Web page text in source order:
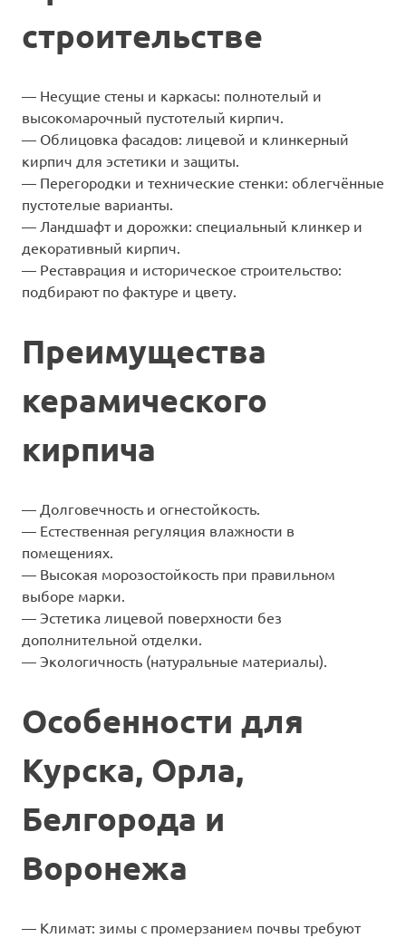
строительстве
— Несущие стены и каркасы: полнотелый и
высокомарочный пустотелый кирпич.
— Облицовка фасадов: лицевой и клинкерный
кирпич для эстетики и защиты.
— Перегородки и технические стенки: облегчённые
пустотелые варианты.
— Ландшафт и дорожки: специальный клинкер и
декоративный кирпич.
— Реставрация и историческое строительство:
подбирают по фактуре и цвету.
Преимущества
керамического
кирпича
— Долговечность и огнестойкость.
— Естественная регуляция влажности в
помещениях.
— Высокая морозостойкость при правильном
выборе марки.
— Эстетика лицевой поверхности без
дополнительной отделки.
— Экологичность (натуральные материалы).
Особенности для
Курска, Орла,
Белгорода и
Воронежа
— Климат: зимы с промерзанием почвы требуют